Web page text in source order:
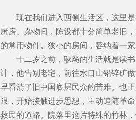
现在我们进入西侧生活区，这里
厨房、杂物间，陈设都十分简单老旧
的常用物件。狭小的房间，容纳着一
十二岁之前，耿飚的生活就是读
计，他告别老宅，前往水口山铅锌矿
早看清了旧中国底层民众的苦难。也
限，开始接触进步思想，主动追随革
救民的道路。院落里这片特殊的竹林